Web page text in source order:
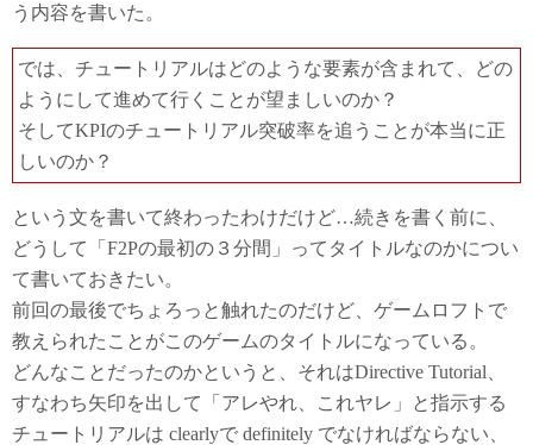
う内容を書いた。
では、チュートリアルはどのような要素が含まれて、どの
ようにして進めて行くことが望ましいのか？
そしてKPIのチュートリアル突破率を追うことが本当に正
しいのか？
という文を書いて終わったわけだけど…続きを書く前に、
どうして「F2Pの最初の３分間」ってタイトルなのかについ
て書いておきたい。
前回の最後でちょろっと触れたのだけど、ゲームロフトで
教えられたことがこのゲームのタイトルになっている。
どんなことだったのかというと、それはDirective Tutorial、
すなわち矢印を出して「アレやれ、これヤレ」と指示する
チュートリアルは clearlyで definitely でなければならない、